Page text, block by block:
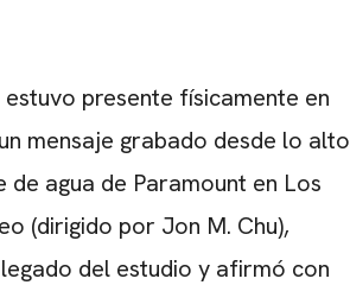
presente físicamente en
mensaje grabado desde lo alto
agua de Paramount en Los
(dirigido por Jon M. Chu),
del estudio y afirmó con